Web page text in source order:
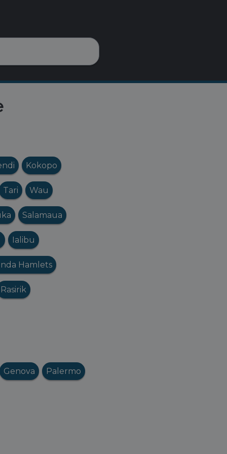
Kokopo
Tari Wau
Salamaua
Ialibu
Hamlets
Rasirik
Genova Palermo